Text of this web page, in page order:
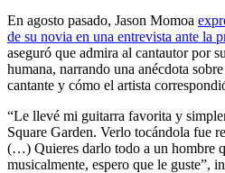
En agosto pasado, Jason Momoa
de su novia en una entrevista ante la
aseguró que admira al cantautor por
humana, narrando una anécdota
cantante y cómo el artista
“Le llevé mi guitarra favorita y
Square Garden. Verlo tocándola fue
(…) Quieres darlo todo a un hombre
musicalmente, espero que le guste”,